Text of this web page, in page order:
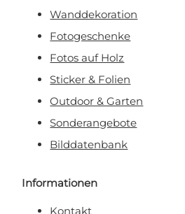
Wanddekoration
Fotogeschenke
Fotos auf Holz
Sticker & Folien
Outdoor & Garten
Sonderangebote
Bilddatenbank
Informationen
Kontakt